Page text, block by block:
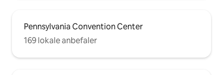
Pennsylvania Convention Center
169 lokale anbefaler